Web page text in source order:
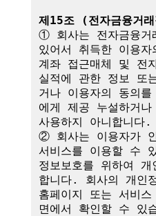
제15조 (전자금융거
① 회사는 전자금융거
있어서 취득한 이용
계좌 접근매체 및 전
실적에 관한 정보 또
거나 이용자의 동의
에게 제공 누설하거
사용하지 아니합니다.
② 회사는 이용자가
서비스를 이용할 수
정보보호를 위하여 개
합니다. 회사의 개인
홈페이지 또는 서비
면에서 확인할 수 있